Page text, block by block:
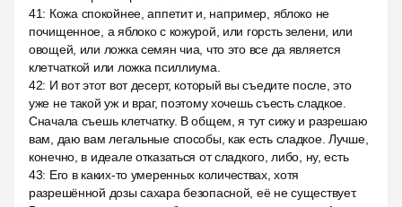
41: Кожа спокойнее, аппетит и, например, яблоко не
почищенное, а яблоко с кожурой, или горсть зелени, или
овощей, или ложка семян чиа, что это все да является
клетчаткой или ложка псиллиума.
42: И вот этот вот десерт, который вы съедите после, это
уже не такой уж и враг, поэтому хочешь съесть сладкое.
Сначала съешь клетчатку. В общем, я тут сижу и разрешаю
вам, даю вам легальные способы, как есть сладкое. Лучше,
конечно, в идеале отказаться от сладкого, либо, ну, есть
43: Его в каких-то умеренных количествах, хотя
разрешённой дозы сахара безопасной, её не существует.